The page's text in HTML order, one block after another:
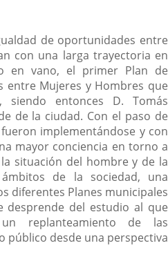
de oportunidades entre
con una larga trayectoria en
en vano, el primer Plan de
entre Mujeres y Hombres que
entonces D. Tomás
de la ciudad. Con el paso de
implementándose y con
mayor conciencia en torno a
situación del hombre y de la
de la sociedad, una
diferentes Planes municipales
desprende del estudio al que
replanteamiento de las
público desde una perspectiva